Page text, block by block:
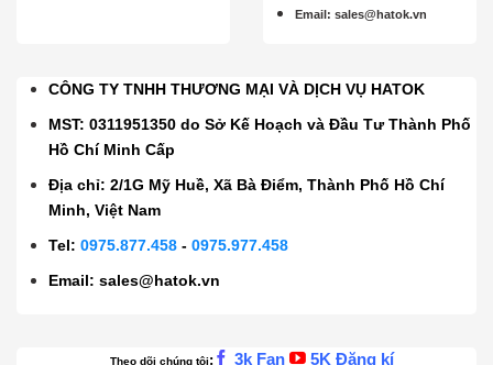
Email:sales@hatok.vn
CÔNG TY TNHH THƯƠNG MẠI VÀ DỊCH VỤ HATOK
MST: 0311951350 do Sở Kế Hoạch và Đầu Tư Thành Phố
Hồ Chí Minh Cấp
Địa chỉ: 2/1G Mỹ Huề, Xã Bà Điểm, Thành Phố Hồ Chí
Minh, Việt Nam
Tel:0975.877.458 -0975.977.458
Email:sales@hatok.vn
Theo dõi chúng tôi: 3k Fan 5K Đăng kí